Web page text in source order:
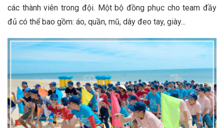
các thành viên trong đội. Một bộ đồng phục cho team đầy
đủ có thể bao gồm: áo, quần, mũ, dây đeo tay, giày...